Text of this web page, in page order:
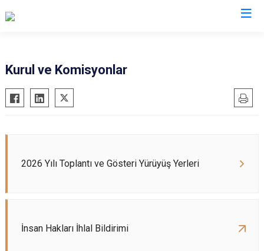
Kurul ve Komisyonlar
2026 Yılı Toplantı ve Gösteri Yürüyüş Yerleri
İnsan Hakları İhlal Bildirimi